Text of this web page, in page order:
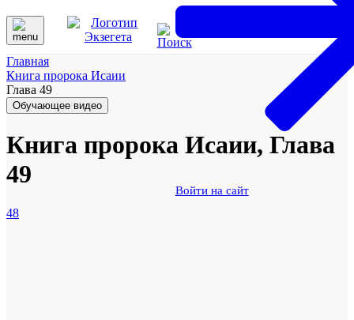
Войти на сайт
Главная
Книга пророка Исаии
Глава 49
Обучающее видео
Книга пророка Исаии, Глава
49
48